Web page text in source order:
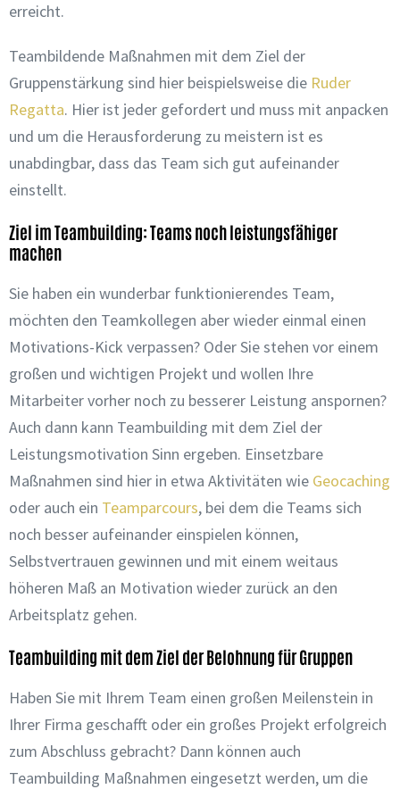
erreicht.
Teambildende Maßnahmen mit dem Ziel der
Gruppenstärkung sind hier beispielsweise die Ruder
Regatta. Hier ist jeder gefordert und muss mit anpacken
und um die Herausforderung zu meistern ist es
unabdingbar, dass das Team sich gut aufeinander
einstellt.
Ziel im Teambuilding: Teams noch leistungsfähiger
machen
Sie haben ein wunderbar funktionierendes Team,
möchten den Teamkollegen aber wieder einmal einen
Motivations-Kick verpassen? Oder Sie stehen vor einem
großen und wichtigen Projekt und wollen Ihre
Mitarbeiter vorher noch zu besserer Leistung anspornen?
Auch dann kann Teambuilding mit dem Ziel der
Leistungsmotivation Sinn ergeben. Einsetzbare
Maßnahmen sind hier in etwa Aktivitäten wie Geocaching
oder auch ein Teamparcours, bei dem die Teams sich
noch besser aufeinander einspielen können,
Selbstvertrauen gewinnen und mit einem weitaus
höheren Maß an Motivation wieder zurück an den
Arbeitsplatz gehen.
Teambuilding mit dem Ziel der Belohnung für Gruppen
Haben Sie mit Ihrem Team einen großen Meilenstein in
Ihrer Firma geschafft oder ein großes Projekt erfolgreich
zum Abschluss gebracht? Dann können auch
Teambuilding Maßnahmen eingesetzt werden, um die